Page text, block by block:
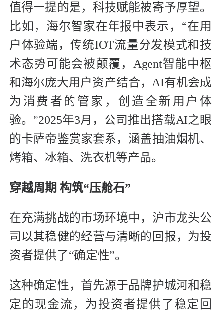
值得一提的是，科技赋能被寄予厚望。
比如，海尔智家在年报中表示，“在用
户体验端，传统IOT流量分发模式和技
术态势可能会被颠覆，Agent智能中枢
和海尔庞大用户资产结合，AI有机会成
为消费者的管家，创造全新用户体
验。”2025年3月，公司推出搭载AI之眼
的卡萨帝鉴赏家套系，涵盖抽油烟机、
烤箱、冰箱、洗衣机等产品。
穿越周期 构筑“压舱石”
在充满挑战的市场环境中，沪市龙头公
司以其稳健的经营与清晰的回报，为投
资者提供了“确定性”。
这种确定性，首先源于品牌护城河和稳
定的现金流，为投资者提供了稳定回